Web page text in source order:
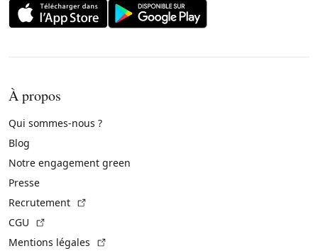
À propos
Qui sommes-nous ?
Blog
Notre engagement green
Presse
Recrutement
CGU
Mentions légales